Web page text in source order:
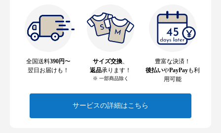
全国送料390円〜
翌日お届けも！
サイズ交換
返品承ります！
※ 一部商品除く
豊富な決済！
後払いやPayPayも利
用可能
サービスの詳細はこちら